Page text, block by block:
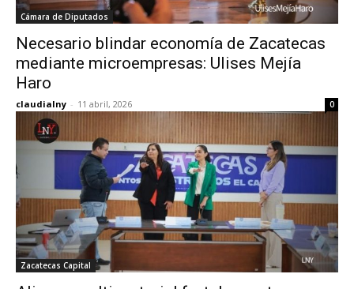
Cámara de Diputados
Necesario blindar economía de Zacatecas
mediante microempresas: Ulises Mejía
Haro
claudialny - 11 abril, 2026 0
Zacatecas Capital